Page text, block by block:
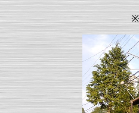
※